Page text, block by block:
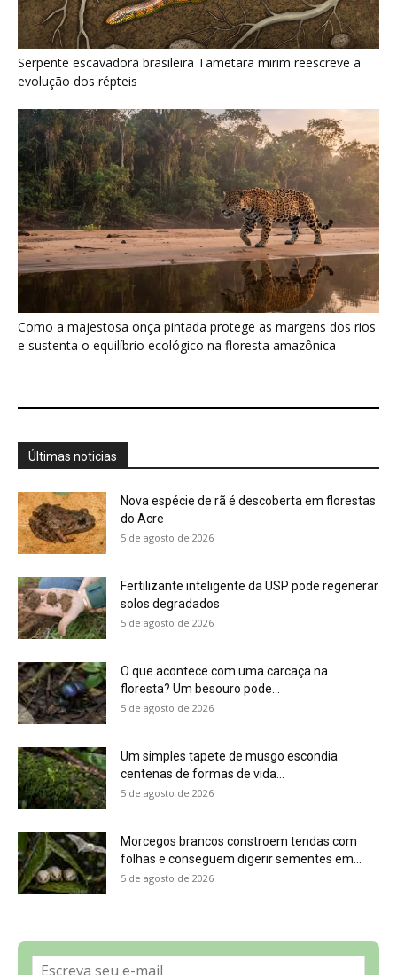
Como a majestosa onça pintada protege as margens dos rios
e sustenta o equilíbrio ecológico na floresta amazônica
Últimas noticias
Nova espécie de rã é descoberta em florestas
do Acre
5 de agosto de 2026
Fertilizante inteligente da USP pode regenerar
solos degradados
5 de agosto de 2026
Um simples tapete de musgo escondia
5 de agosto de 2026
5 de agosto de 2026
Política de Privacidade, LGPD e RGPD